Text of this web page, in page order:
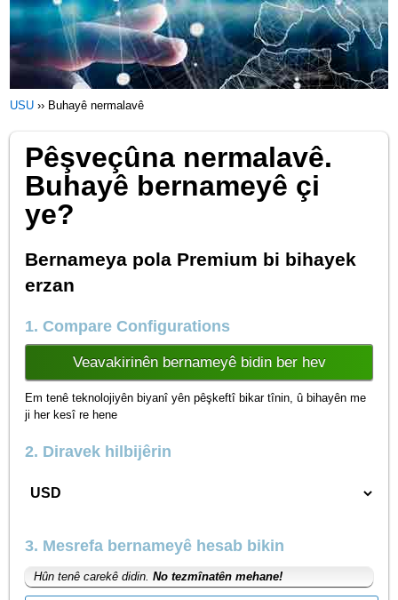
USU ›› Buhayê nermalavê
Pêşveçûna nermalavê.
Buhayê bernameyê çi
ye?
Bernameya pola Premium bi bihayek
erzan
1. Compare Configurations
Veavakirinên bernameyê bidin ber hev
Em tenê teknolojiyên biyanî yên pêşkeftî bikar tînin, û bihayên me
ji her kesî re hene
2. Diravek hilbijêrin
3. Mesrefa bernameyê hesab bikin
Hûn tenê carekê didin.No tezmînatên mehane!